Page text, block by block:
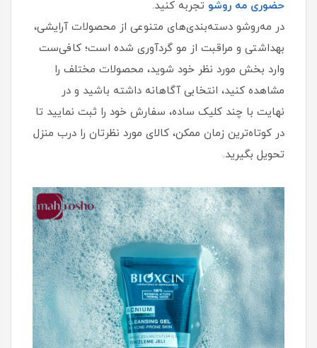
حضوری مه‌ روشو تجربه کنید.
در مه‌روشو دسته‌بندی‌های متنوعی از محصولات آرایشی،
بهداشتی و مراقبت از مو گردآوری شده است؛ کافی‌ست
وارد بخش مورد نظر خود شوید، محصولات مختلف را
مشاهده کنید، انتخابی آگاهانه داشته باشید و در
نهایت با چند کلیک ساده، سفارش خود را ثبت نمایید تا
در کوتاه‌ترین زمان ممکن، کالای مورد نظرتان را درب منزل
تحویل بگیرید.